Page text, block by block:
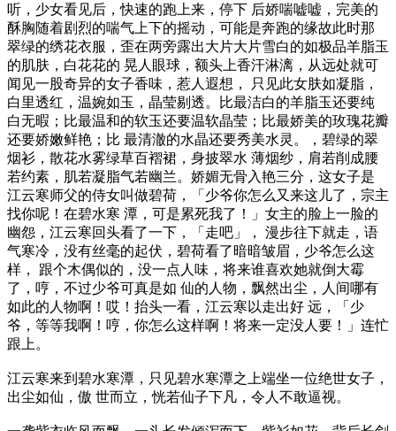
听，少女看见后，快速的跑上来，停下 后娇喘嘘嘘，完美的
酥胸随着剧烈的喘气上下的摇动，可能是奔跑的缘故此时那
翠绿的绣花衣服，歪在两旁露出大片大片雪白的如极品羊脂玉
的肌肤，白花花的 晃人眼球，额头上香汗淋漓，从远处就可
闻见一股奇异的女子香味，惹人遐想， 只见此女肤如凝脂，
白里透红，温婉如玉，晶莹剔透。比最洁白的羊脂玉还要纯
白无暇；比最温和的软玉还要温软晶莹；比最娇美的玫瑰花瓣
还要娇嫩鲜艳；比 最清澈的水晶还要秀美水灵。，碧绿的翠
烟衫，散花水雾绿草百褶裙，身披翠水 薄烟纱，肩若削成腰
若约素，肌若凝脂气若幽兰。娇媚无骨入艳三分，这女子是
江云寒师父的侍女叫做碧荷，「少爷你怎么又来这儿了，宗主
找你呢！在碧水寒 潭，可是累死我了！」女主的脸上一脸的
幽怨，江云寒回头看了一下，「走吧」， 漫步往下就走，语
气寒冷，没有丝毫的起伏，碧荷看了暗暗皱眉，少爷怎么这
样， 跟个木偶似的，没一点人味，将来谁喜欢她就倒大霉
了，哼，不过少爷可真是如 仙的人物，飘然出尘，人间哪有
如此的人物啊！哎！抬头一看，江云寒以走出好 远，「少
爷，等等我啊！哼，你怎么这样啊！将来一定没人要！」连忙
跟上。
江云寒来到碧水寒潭，只见碧水寒潭之上端坐一位绝世女子，
出尘如仙，傲 世而立，恍若仙子下凡，令人不敢逼视。